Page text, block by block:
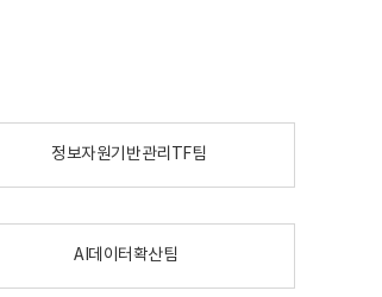
정보자원기반관리TF팀
AI데이터확산팀